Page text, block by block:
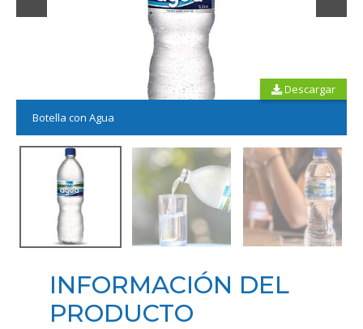
Botella con Agua
Descargar
INFORMACIÓN DEL
PRODUCTO